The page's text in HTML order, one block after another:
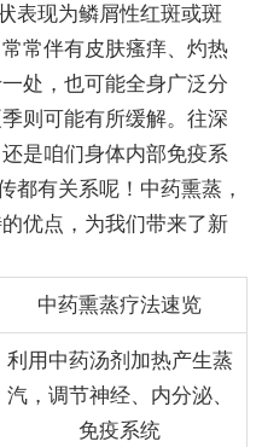
表现为鳞屑性红斑或斑
常伴有皮肤瘙痒、灼热
处，也可能全身广泛分
则可能有所缓解。往深
是咱们身体内部免疫系
都有关系呢！中药熏蒸，
优点，为我们带来了新
中药熏蒸疗法速览
利用中药汤剂加热产生蒸
汽，调节神经、内分泌、
免疫系统